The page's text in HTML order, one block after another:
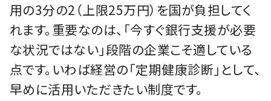
用の3分の2（上限25万円）を国が負担してく
れます。重要なのは、「今すぐ銀行支援が必要
な状況ではない」段階の企業こそ適している
点です。いわば経営の「定期健康診断」として、
早めに活用いただきたい制度です。